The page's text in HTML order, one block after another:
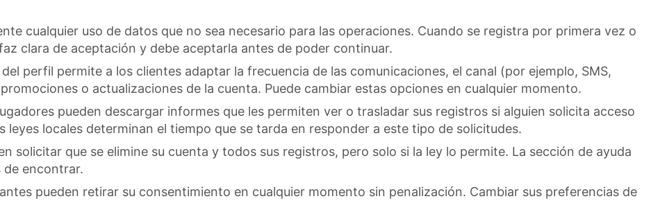
cualquier uso de datos que no sea necesario para las operaciones. Cuando se registra por primera vez o
clara de aceptación y debe aceptarla antes de poder continuar.
perfil permite a los clientes adaptar la frecuencia de las comunicaciones, el canal (por ejemplo, SMS,
o actualizaciones de la cuenta. Puede cambiar estas opciones en cualquier momento.
pueden descargar informes que les permiten ver o trasladar sus registros si alguien solicita acceso
leyes locales determinan el tiempo que se tarda en responder a este tipo de solicitudes.
solicitar que se elimine su cuenta y todos sus registros, pero solo si la ley lo permite. La sección de ayuda
de encontrar.
pueden retirar su consentimiento en cualquier momento sin penalización. Cambiar sus preferencias de